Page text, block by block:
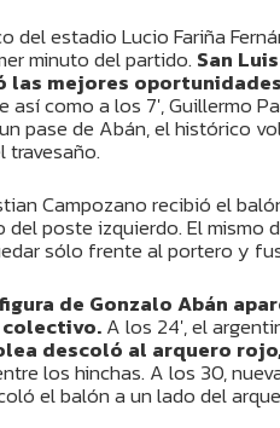
del estadio Lucio Fariña
minuto del partido. San
las mejores
así como a los 7′, Guillermo
pase de Abán, el histórico
travesaño.
Campozano recibió el
del poste izquierdo. El mismo
sólo frente al portero y
de Gonzalo Abán
A los 24′, el
descoló al arquero
los hinchas. A los 30,
el balón a un lado del